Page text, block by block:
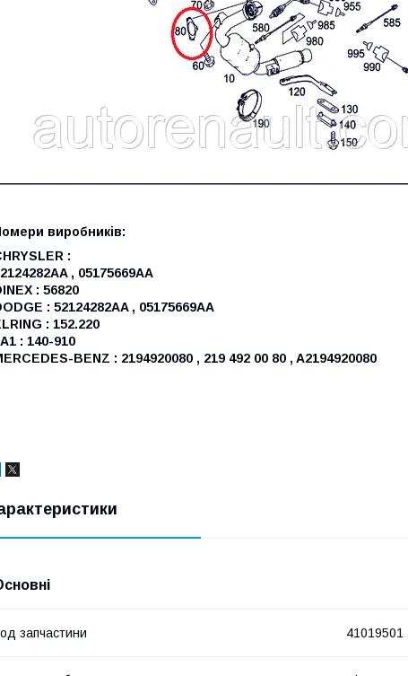
виробників:
:
, 05175669AA
: 56820
: 52124282AA , 05175669AA
: 152.220
: 140-910
BENZ : 2194920080 , 219 492 00 80 , A2194920080
запчастини 41019501